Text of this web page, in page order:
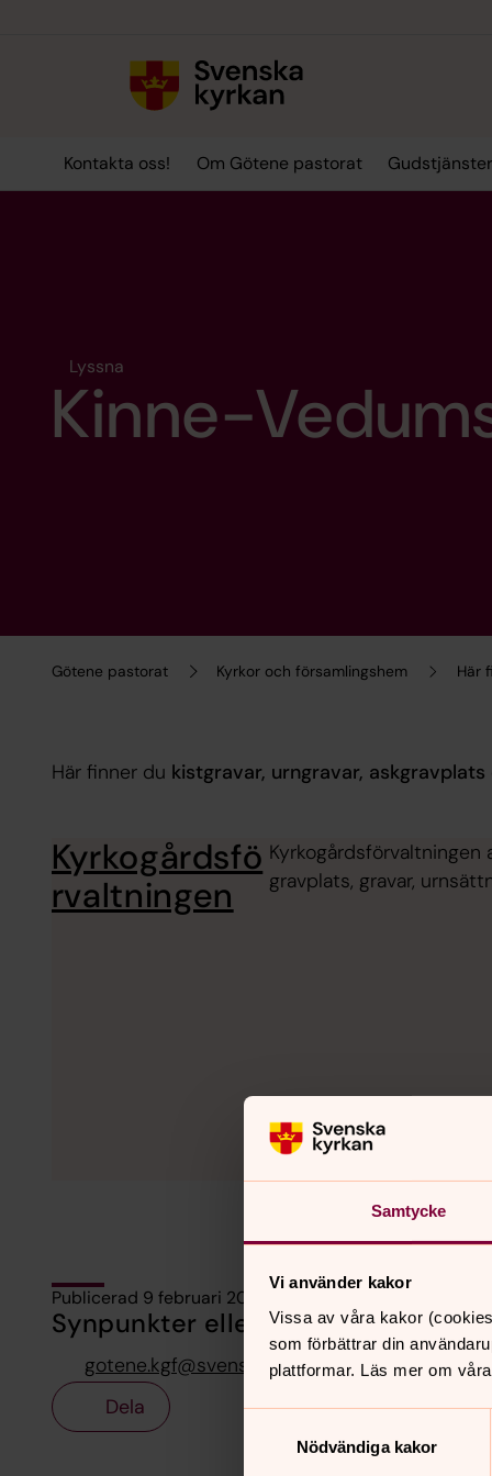
Samtycke
Vi använder kakor
Vissa av våra kakor
som förbättrar din
plattformar. Läs mer om
Nödvändiga kakor
Kontakta oss! Om Götene pastorat Gudstjänster
Götene pastorat Kyrkor och församlingshem Här
Lyssna
Kinne-
Här finner du kistgravar, urngravar, askgravplats
Kyrkogårdsfö
rvaltningen
Kyrkogårdsförvaltningen
gravplats, gravar,
Publicerad 9 februari 2016
Synpunkter eller frågor på sidans
gotene.kgf@svenskakyrkan.se
Dela